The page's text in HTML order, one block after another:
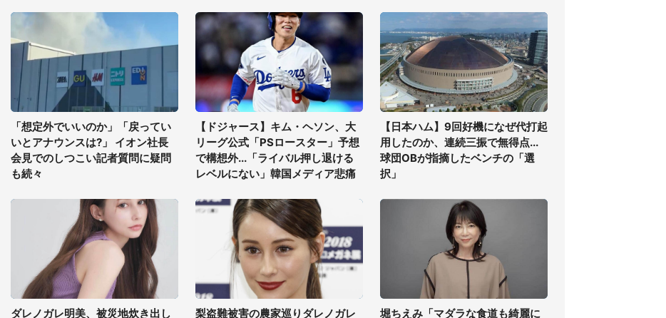
「想定外でいいのか」「戻ってい
いとアナウンスは?」 イオン社長
会見でのしつこい記者質問に疑問
も続々
【ドジャース】キム・ヘソン、大
リーグ公式「PSロースター」予想
で構想外...「ライバル押し退ける
レベルにない」韓国メディア悲痛
【日本ハム】9回好機になぜ代打起
用したのか、連続三振で無得点...
球団OBが指摘したベンチの「選
択」
ダレノガレ明美、被災地炊き出し
梨盗難被害の農家巡りダレノガレ
堀ちえみ「マダラな食道も綺麗に